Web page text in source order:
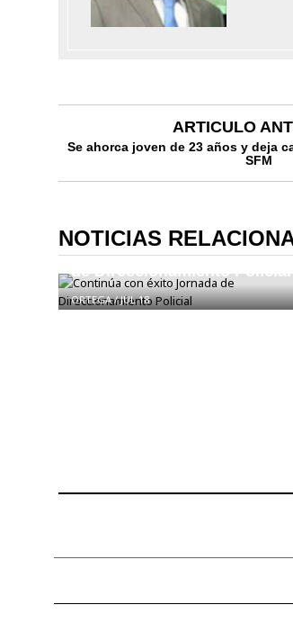
ARTICULO
Se ahorca joven de 23 años y deja
SFM
NOTICIAS
Continúa con éxito Jornada
de Direccionamiento Policial
ORTEGA/JUL 18